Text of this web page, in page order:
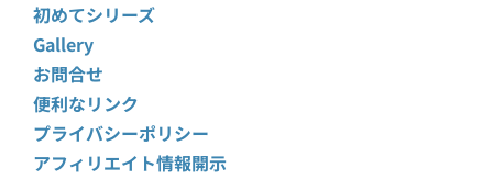
初めてシリーズ
Gallery
お問合せ
便利なリンク
プライバシーポリシー
アフィリエイト情報開示